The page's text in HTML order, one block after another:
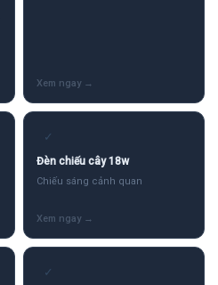
✓
Đèn chiếu cây 18w
Chiếu sáng cảnh quan
✓